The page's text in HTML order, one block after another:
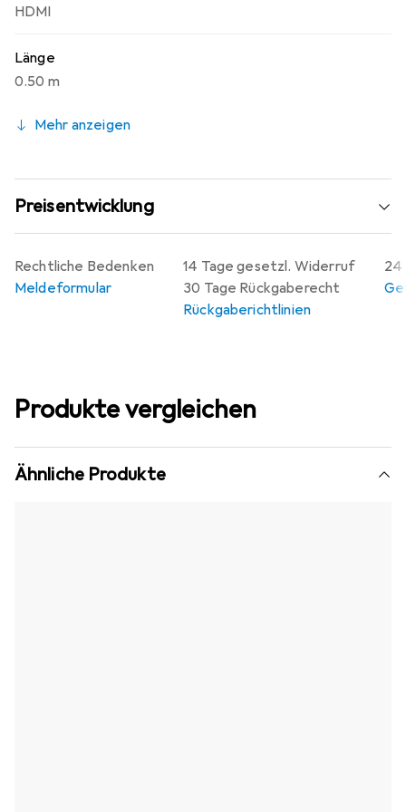
HDMI
Länge
0.50 m
Mehr anzeigen
Preisentwicklung
14 Tage gesetzl. Widerruf
30 Tage Rückgaberecht
Rückgaberichtlinien
24
Rechtliche Bedenken
Meldeformular
Produkte vergleichen
Ähnliche Produkte